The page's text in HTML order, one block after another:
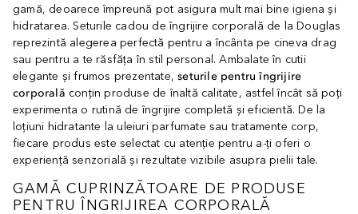
gamă, deoarece împreună pot asigura mult mai bine igiena și
hidratarea. Seturile cadou de îngrijire corporală de la Douglas
reprezintă alegerea perfectă pentru a încânta pe cineva drag
sau pentru a te răsfăța în stil personal. Ambalate în cutii
elegante și frumos prezentate,seturile pentru îngrijire
corporală conțin produse de înaltă calitate, astfel încât să poți
experimenta o rutină de îngrijire completă și eficientă. De la
loțiuni hidratante la uleiuri parfumate sau tratamente corp,
fiecare produs este selectat cu atenție pentru a-ți oferi o
experiență senzorială și rezultate vizibile asupra pielii tale.
GAMĂ CUPRINZĂTOARE DE PRODUSE
PENTRU ÎNGRIJIREA CORPORALĂ